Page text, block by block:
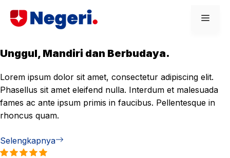
Unggul, Mandiri dan Berbudaya.
Lorem ipsum dolor sit amet, consectetur adipiscing elit.
Phasellus sit amet eleifend nulla. Interdum et malesuada
fames ac ante ipsum primis in faucibus. Pellentesque in
rhoncus quam.
Selengkapnya